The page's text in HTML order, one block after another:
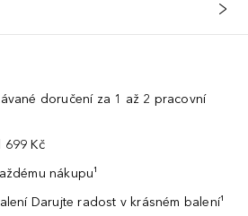
doručení za 1 až 2 pracovní
Kč
nákupu¹
Darujte radost v krásném balení¹